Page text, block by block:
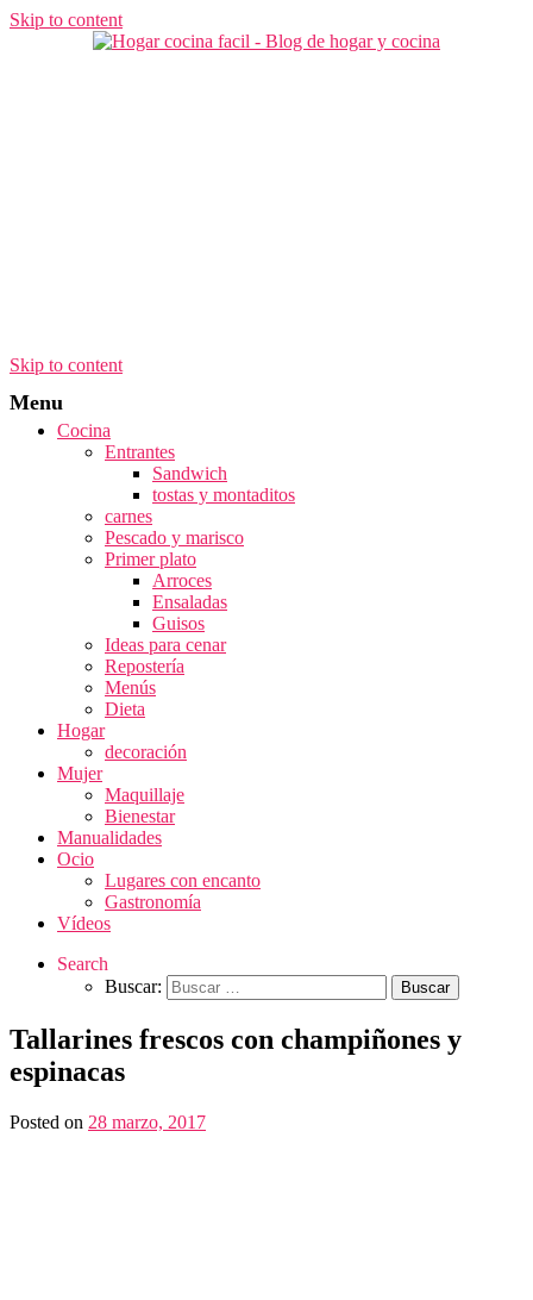
Skip to content
Skip to content
Menu
Cocina
Entrantes
Sandwich
tostas y montaditos
carnes
Pescado y marisco
Primer plato
Arroces
Ensaladas
Guisos
Ideas para cenar
Repostería
Menús
Dieta
Hogar
decoración
Mujer
Maquillaje
Bienestar
Manualidades
Ocio
Lugares con encanto
Gastronomía
Vídeos
Search
Buscar:
Tallarines frescos con champiñones y
espinacas
Posted on 28 marzo, 2017